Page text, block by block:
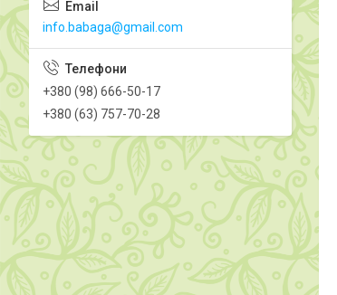
info.babaga@gmail.com
+380 (98) 666-50-17
+380 (63) 757-70-28